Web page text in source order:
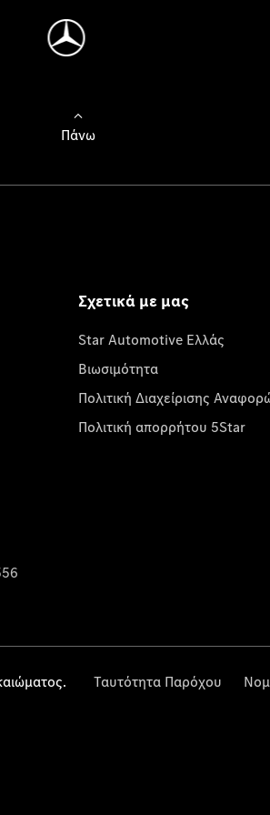
Πάνω
Σχετικά με μας
Star Automotive Ελλάς
Βιωσιμότητα
Πολιτική Διαχείρισης
Πολιτική απορρήτου 5Star
Ταυτότητα Παρόχου